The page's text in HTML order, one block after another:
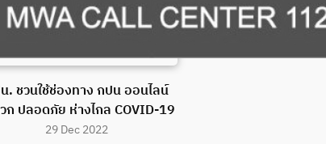
. ชวนใช้ช่องทาง กปน ออนไลน์
ก ปลอดภัย ห่างไกล COVID-19
29 Dec 2022